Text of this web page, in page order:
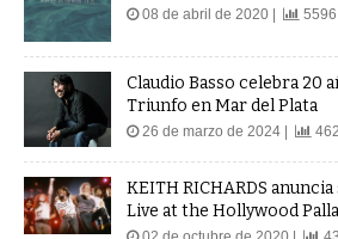
08 de abril de 2020 | 5596
Claudio Basso celebra 20
Triunfo en Mar del Plata
26 de marzo de 2024 |
KEITH RICHARDS
Live at the Hollywood